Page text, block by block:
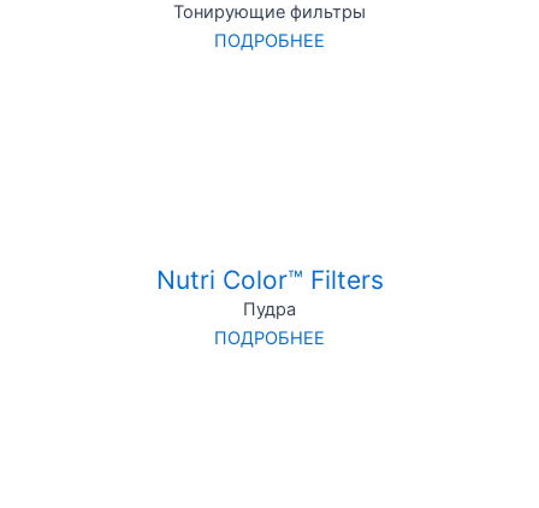
Тонирующие фильтры
ПОДРОБНЕЕ
Nutri Color™ Filters
Пудра
ПОДРОБНЕЕ